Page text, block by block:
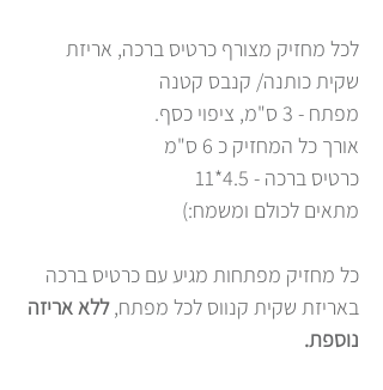
לכל מחזיק מצורף כרטיס ברכה, אריזת
שקית כותנה/ קנבס קטנה
מפתח - 3 ס"מ, ציפוי כסף.
אורך כל המחזיק כ 6 ס"מ
כרטיס ברכה - 4.5*11
מתאים לכולם ומשמח:)
כל מחזיק מפתחות מגיע עם כרטיס ברכה
באריזת שקית קנווס לכל מפתח,ללא אריזה
נוספת.